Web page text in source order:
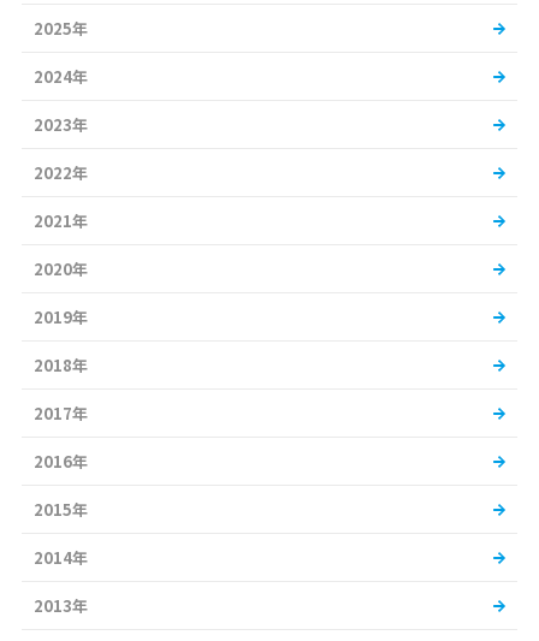
2025年
2024年
2023年
2022年
2021年
2020年
2019年
2018年
2017年
2016年
2015年
2014年
2013年